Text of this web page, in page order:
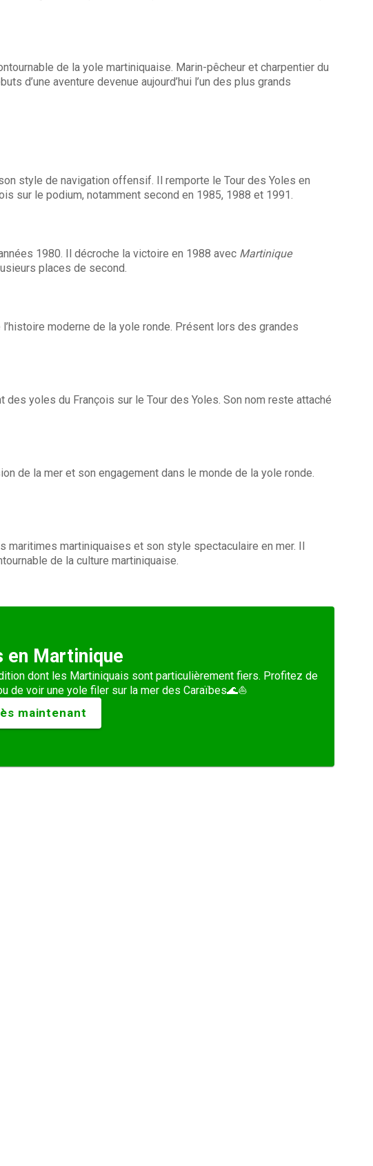
de la yole martiniquaise. Marin-pêcheur et charpentier du
d’une aventure devenue aujourd’hui l’un des plus grands
style de navigation offensif. Il remporte le Tour des Yoles en
sur le podium, notamment second en 1985, 1988 et 1991.
1980. Il décroche la victoire en 1988 avec Martinique
places de second.
moderne de la yole ronde. Présent lors des grandes
yoles du François sur le Tour des Yoles. Son nom reste attaché
de la mer et son engagement dans le monde de la yole ronde.
maritimes martiniquaises et son style spectaculaire en mer. Il
de la culture martiniquaise.
en Martinique
dont les Martiniquais sont particulièrement fiers. Profitez de
de voir une yole filer sur la mer des Caraïbes🌊⛵
maintenant